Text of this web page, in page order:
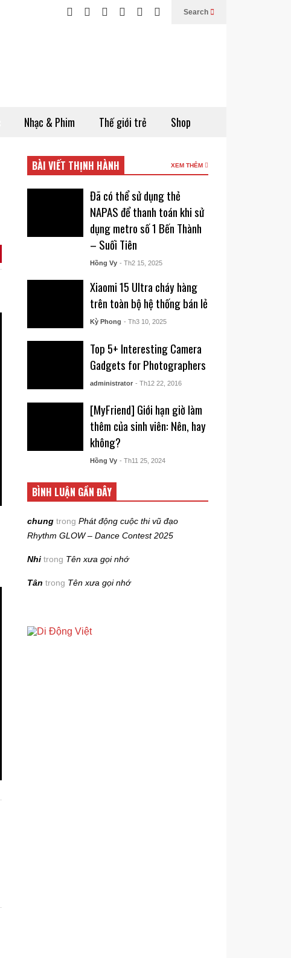
Search
Nhạc & Phim Thế giới trẻ Shop
BÀI VIẾT THỊNH HÀNH XEM THÊM
Đã có thể sử dụng thẻ
NAPAS để thanh toán khi sử
dụng metro số 1 Bến Thành
– Suối Tiên
Hồng Vy - Th2 15, 2025
Xiaomi 15 Ultra cháy hàng
trên toàn bộ hệ thống bán lẻ
Kỳ Phong - Th3 10, 2025
Top 5+ Interesting Camera
Gadgets for Photographers
administrator - Th12 22, 2016
[MyFriend] Giới hạn giờ làm
thêm của sinh viên: Nên, hay
không?
Hồng Vy - Th11 25, 2024
BÌNH LUẬN GẦN ĐÂY
chung trongPhát động cuộc thi vũ đạo
Rhythm GLOW – Dance Contest 2025
Nhi trong Tên xưa gọi nhớ
Tân trong Tên xưa gọi nhớ